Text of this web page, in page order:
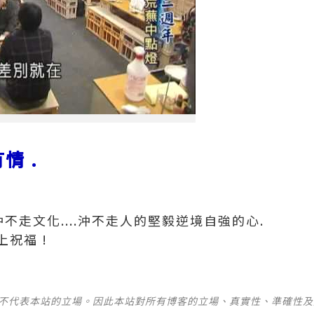
.
走文化....沖不走人的堅毅逆境自強的心.
祝福 !
代表本站的立場。因此本站對所有博客的立場、真實性、準確性